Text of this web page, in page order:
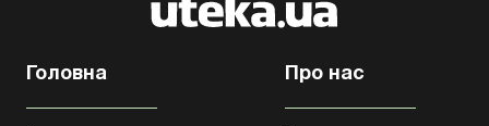
Головна Про нас